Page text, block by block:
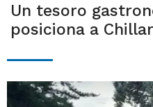
Un tesoro
posiciona a Chillar